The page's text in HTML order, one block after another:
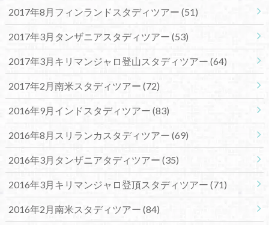
2017年8月フィンランドスタディツアー (51)
2017年3月タンザニアスタディツアー (53)
2017年3月キリマンジャロ登山スタディツアー (64)
2017年2月南米スタディツアー (72)
2016年9月インドスタディツアー (83)
2016年8月スリランカスタディツアー (69)
2016年3月タンザニアタディツアー (35)
2016年3月キリマンジャロ登頂スタディツアー (71)
2016年2月南米スタディツアー (84)